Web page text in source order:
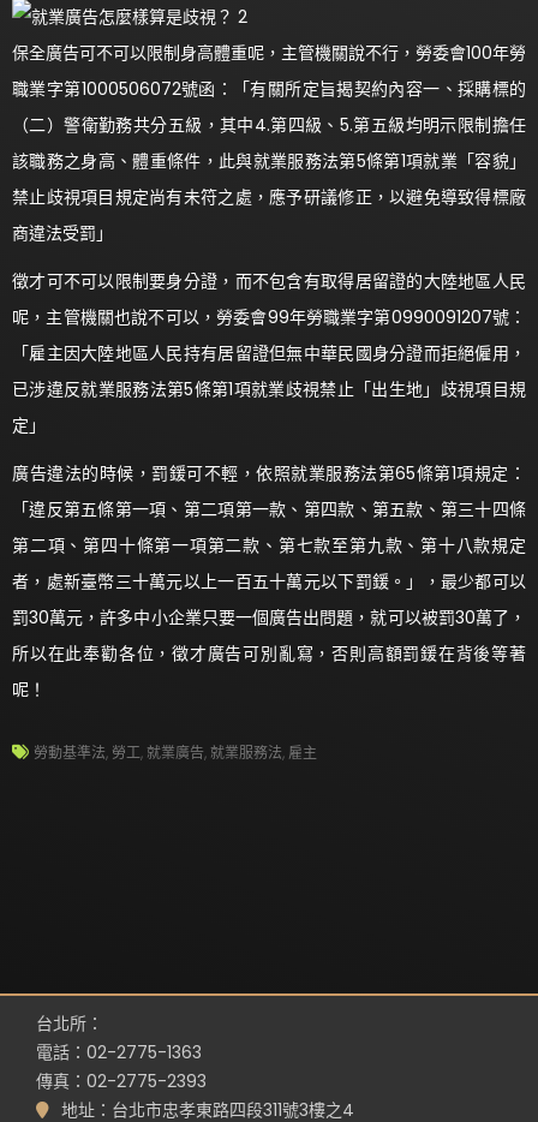
保全廣告可不可以限制身高體重呢，主管機關說不行，勞委會100年勞
職業字第1000506072號函：「有關所定旨揭契約內容一、採購標的
（二）警衛勤務共分五級，其中4.第四級、5.第五級均明示限制擔任
該職務之身高、體重條件，此與就業服務法第5條第1項就業「容貌」
禁止歧視項目規定尚有未符之處，應予研議修正，以避免導致得標廠
商違法受罰」
徵才可不可以限制要身分證，而不包含有取得居留證的大陸地區人民
呢，主管機關也說不可以，勞委會99年勞職業字第0990091207號：
「雇主因大陸地區人民持有居留證但無中華民國身分證而拒絕僱用，
已涉違反就業服務法第5條第1項就業歧視禁止「出生地」歧視項目規
定」
廣告違法的時候，罰鍰可不輕，依照就業服務法第65條第1項規定：
「違反第五條第一項、第二項第一款、第四款、第五款、第三十四條
第二項、第四十條第一項第二款、第七款至第九款、第十八款規定
者，處新臺幣三十萬元以上一百五十萬元以下罰鍰。」，最少都可以
罰30萬元，許多中小企業只要一個廣告出問題，就可以被罰30萬了，
所以在此奉勸各位，徵才廣告可別亂寫，否則高額罰鍰在背後等著
呢！
勞動基準法, 勞工,就業廣告,就業服務法, 雇主
台北所：
電話：02-2775-1363
傳真：02-2775-2393
地址：台北市忠孝東路四段311號3樓之4